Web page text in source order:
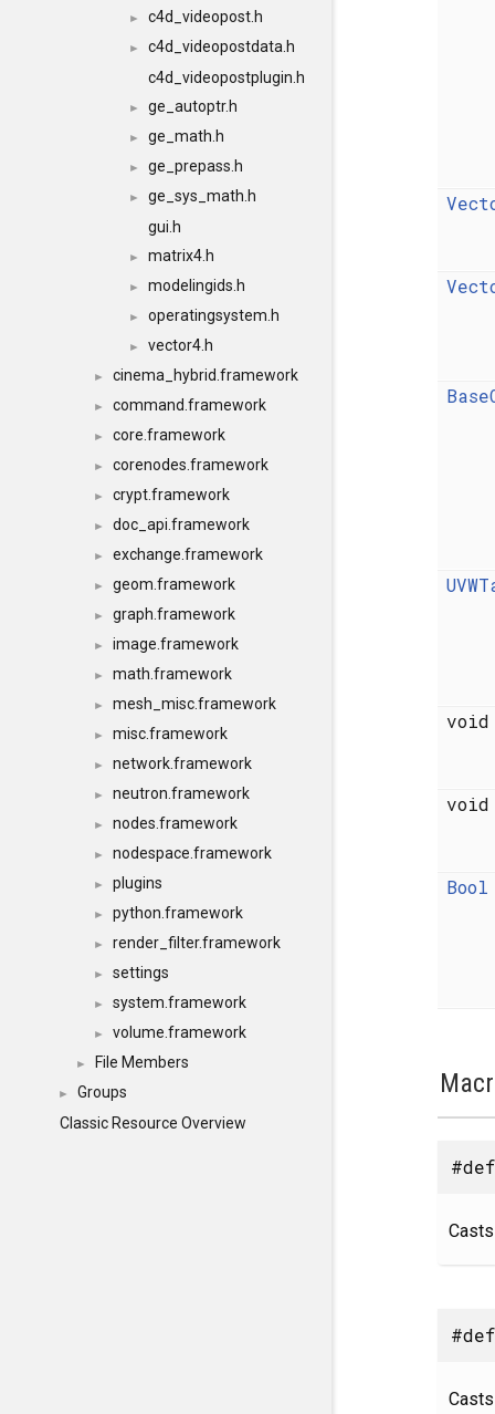
► c4d_videopost.h
►
c4d_videopostdata.h
c4d_videopostplugin.h
► ge_autoptr.h
► ge_math.h
► ge_prepass.h
►
ge_sys_math.h
gui.h
► matrix4.h
► modelingids.h
► operatingsystem.h
► vector4.h
► cinema_hybrid.framework
► command.framework
► core.framework
► corenodes.framework
► crypt.framework
► doc_api.framework
► exchange.framework
► geom.framework
► graph.framework
► image.framework
► math.framework
► mesh_misc.framework
► misc.framework
► network.framework
► neutron.framework
► nodes.framework
► nodespace.framework
► plugins
► python.framework
► render_filter.framework
► settings
► system.framework
► volume.framework
► File Members
►
Groups
Classic Resource Overview
Bool